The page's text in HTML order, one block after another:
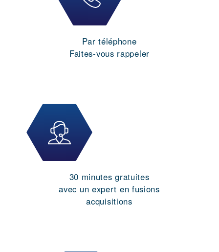
Par téléphone
Faites-vous rappeler
30 minutes gratuites
avec un expert en fusions
acquisitions